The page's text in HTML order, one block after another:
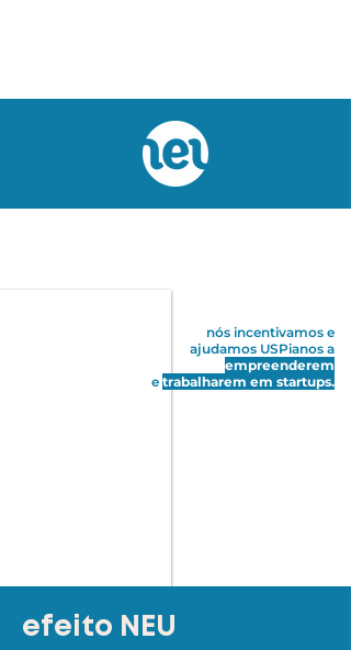
nós incentivamos e
ajudamos USPianos a
empreenderem
e trabalharem em startups.
efeito NEU